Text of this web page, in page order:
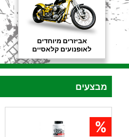
אביזרים מיוחדים
לאופנועים קלאסיים
מבצעים